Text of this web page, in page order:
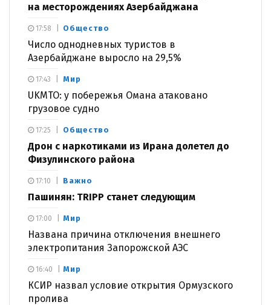
на месторождениях Азербайджана
Общество
Число однодневных туристов в
Азербайджане выросло на 29,5%
17:58
Мир
UKMTO: у побережья Омана атаковано
грузовое судно
17:43
Общество
Дрон с наркотиками из Ирана долетел до
Физулинского района
17:25
Важно
Пашинян: TRIPP станет следующим
17:10
Мир
Названа причина отключения внешнего
электропитания Запорожской АЭС
17:00
Мир
КСИР назвал условие открытия Ормузского
пролива
16:40